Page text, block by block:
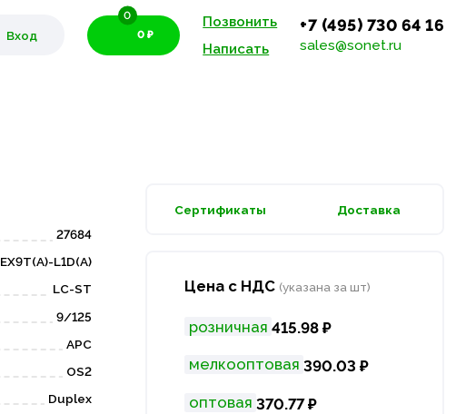
Вход 0 ₽
0
Позвонить
Написать
+7 (495) 730 64 16
sales@sonet.ru
27684
EX9T(A)-L1D(A)
LC-ST
9/125
APC
OS2
Duplex
Сертификаты Доставка
Цена с НДС (указана за шт)
розничная 415.98 ₽
мелкооптовая 390.03 ₽
оптовая 370.77 ₽